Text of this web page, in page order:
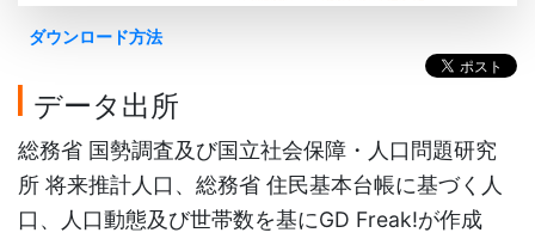
ダウンロード方法
データ出所
総務省 国勢調査及び国立社会保障・人口問題研究
所 将来推計人口、総務省 住民基本台帳に基づく人
口、人口動態及び世帯数を基にGD Freak!が作成